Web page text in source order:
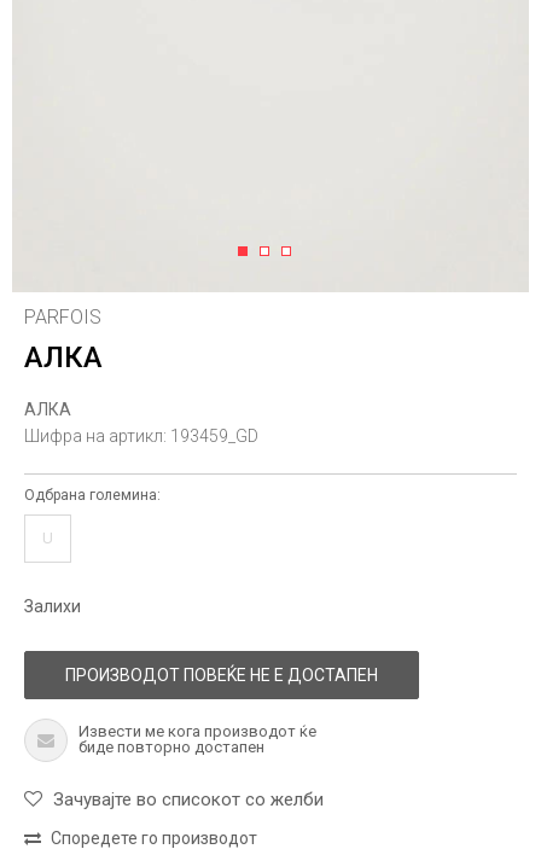
1 2 3
PARFOIS
АЛКА
АЛКА
Шифра на артикл: 193459_GD
Одбрана големина:
U
Залихи
ПРОИЗВОДОТ ПОВЕЌЕ НЕ Е ДОСТАПЕН
Извести ме кога производот ќе
биде повторно достапен
Зачувајте во списокот со желби
Споредете го производот